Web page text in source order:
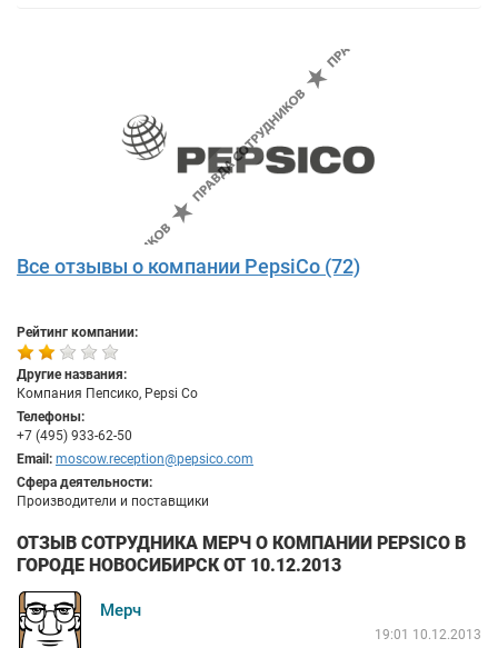
Все отзывы о компании PepsiCo (72)
Рейтинг компании:
Другие названия:
Компания Пепсико, Pepsi Co
Телефоны:
+7 (495) 933-62-50
Email: moscow.reception@pepsico.com
Сфера деятельности:
Производители и поставщики
ОТЗЫВ СОТРУДНИКА МЕРЧ О КОМПАНИИ PEPSICO В
ГОРОДЕ НОВОСИБИРСК ОТ 10.12.2013
Мерч
19:01 10.12.2013